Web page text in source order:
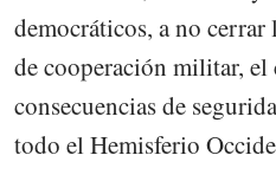
democráticos, a no cerrar
de cooperación militar,
consecuencias de
todo el Hemisferio